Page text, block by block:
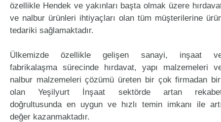
özellikle Hendek ve yakınları başta olmak üzere
ve nalbur ürünleri ihtiyaçları olan tüm müşterilerine
tedariki sağlamaktadır.
Ülkemizde özellikle gelişen sanayi, inşaat
fabrikalaşma sürecinde hırdavat, yapı malzemeleri
nalbur malzemeleri çözümü üreten bir çok firmadan
olan Yeşilyurt İnşaat sektörde artan
doğrultusunda en uygun ve hızlı temin imkanı ile
değer kazanmaktadır.